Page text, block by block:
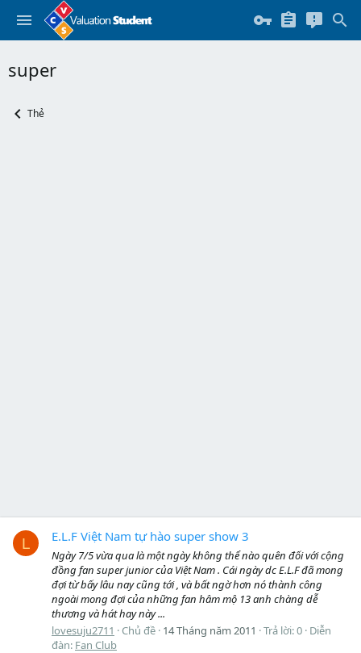
super
Thẻ
L E.L.F Việt Nam tự hào super show 3
Ngày 7/5 vừa qua là một ngày không thể nào quên đối với cộng
đồng fan super junior của Việt Nam . Cái ngày dc E.L.F đã mong
đợi từ bấy lâu nay cũng tới , và bất ngờ hơn nó thành công
ngoài mong đợi của những fan hâm mộ 13 anh chàng dễ
thương và hát hay này ...
lovesuju2711
Chủ đề 14 Tháng năm 2011 Trả lời: 0 Diễn
đàn: Fan Club